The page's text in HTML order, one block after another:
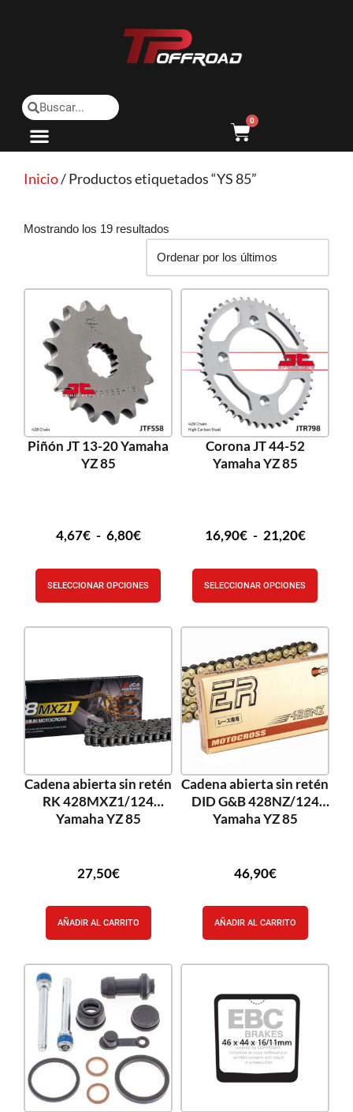
0
Inicio/ Productos etiquetados “YS 85”
Mostrando los 19 resultados
Piñón JT 13-20 Yamaha
YZ 85
4,67€ - 6,80€
SELECCIONAR OPCIONES
Corona JT 44-52
Yamaha YZ 85
16,90€ - 21,20€
SELECCIONAR OPCIONES
Cadena abierta sin retén
RK 428MXZ1/124
Yamaha YZ 85
27,50€
AÑADIR AL CARRITO
Cadena abierta sin retén
DID G&B 428NZ/124
Yamaha YZ 85
46,90€
AÑADIR AL CARRITO